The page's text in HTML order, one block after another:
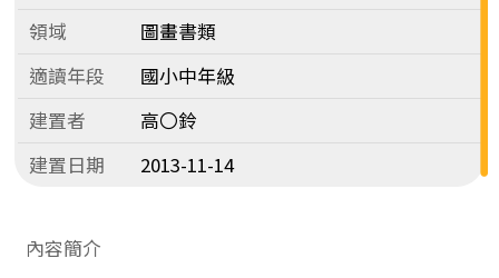
領域
圖畫書類
適讀年段
國小中年級
建置者
高〇鈴
建置日期
2013-11-14
內容簡介